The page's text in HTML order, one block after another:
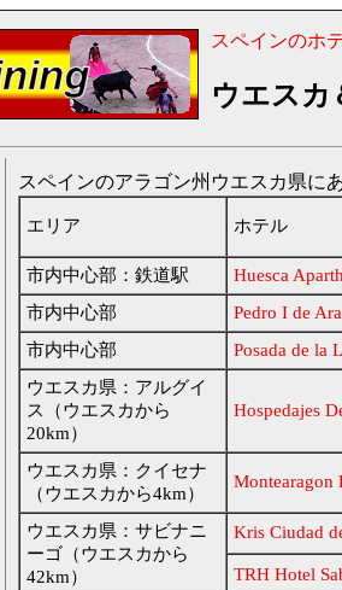
スペインのホ
ウエスカ
スペインのアラゴン州ウエスカ県に
エリア ホテル
市内中心部：鉄道駅
Huesca
市内中心部
Pedro I de
市内中心部
Posada de la
ウエスカ県：アルグイ
ス（ウエスカから
20km）
Hospedajes
ウエスカ県：クイセナ
（ウエスカから4km）
Montearagon
ウエスカ県：サビナニ
ーゴ（ウエスカから
42km）
Kris Ciudad
TRH Hotel